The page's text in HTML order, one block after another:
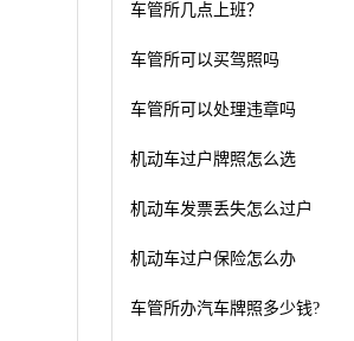
车管所几点上班？
车管所可以买驾照吗
车管所可以处理违章吗
机动车过户牌照怎么选
机动车发票丢失怎么过户
机动车过户保险怎么办
车管所办汽车牌照多少钱?